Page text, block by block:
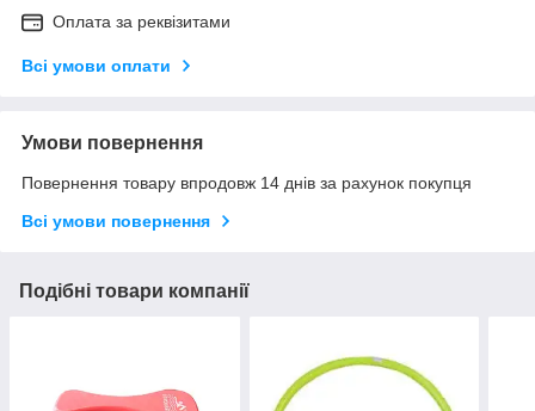
Оплата за реквізитами
Всі умови оплати
Умови повернення
Повернення товару впродовж 14 днів за рахунок покупця
Всі умови повернення
Подібні товари компанії